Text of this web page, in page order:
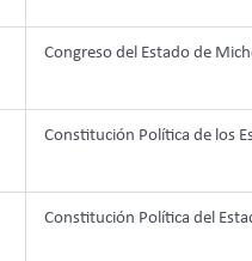
Congreso del Estado de
Constitución Política de los
Constitución Política del